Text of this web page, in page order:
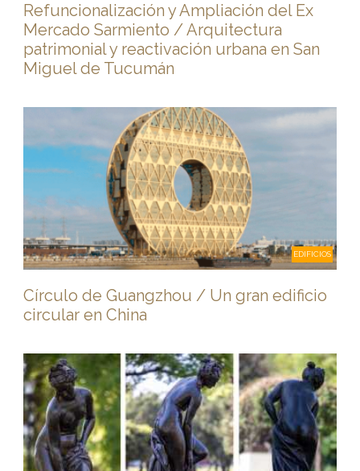
Refuncionalización y Ampliación del Ex
Mercado Sarmiento / Arquitectura
patrimonial y reactivación urbana en San
Miguel de Tucumán
EDIFICIOS
Círculo de Guangzhou / Un gran edificio
circular en China